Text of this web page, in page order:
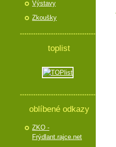
Výstavy
Zkoušky
toplist
oblíbené odkazy
ZKO -
Frýdlant.rajce.net